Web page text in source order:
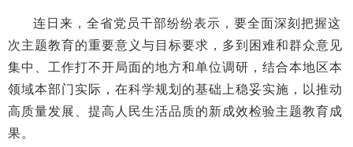
连日来，全省党员干部纷纷表示，要全面深刻把握这
次主题教育的重要意义与目标要求，多到困难和群众意见
集中、工作打不开局面的地方和单位调研，结合本地区本
领域本部门实际，在科学规划的基础上稳妥实施，以推动
高质量发展、提高人民生活品质的新成效检验主题教育成
果。